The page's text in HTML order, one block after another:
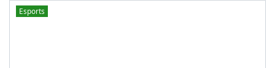
Esports